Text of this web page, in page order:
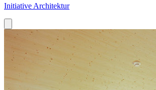
Initiative Architektur